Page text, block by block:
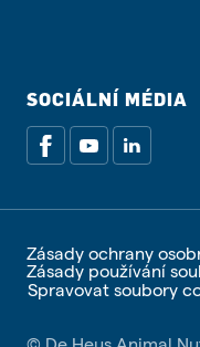
SOCIÁLNÍ MÉDIA
Zásady ochrany
Zásady používání
Spravovat soubory